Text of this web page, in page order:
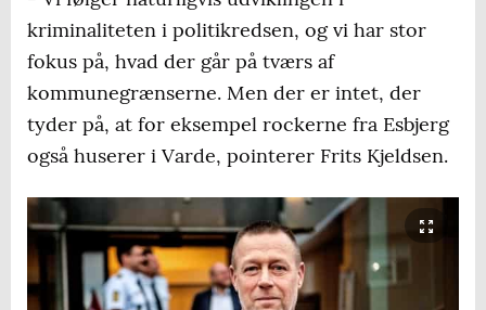
kriminaliteten i politikredsen, og vi har stor
fokus på, hvad der går på tværs af
kommunegrænserne. Men der er intet, der
tyder på, at for eksempel rockerne fra Esbjerg
også huserer i Varde, pointerer Frits Kjeldsen.